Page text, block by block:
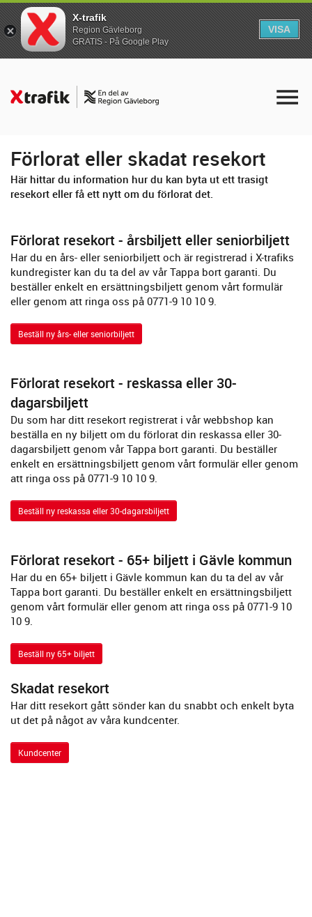
Förlorat eller skadat resekort
Här hittar du information hur du kan byta ut ett trasigt
resekort eller få ett nytt om du förlorat det.
Förlorat resekort - årsbiljett eller seniorbiljett
Har du en års- eller seniorbiljett och är registrerad i X-trafiks
kundregister kan du ta del av vår Tappa bort garanti. Du
beställer enkelt en ersättningsbiljett genom vårt formulär
eller genom att ringa oss på 0771-9 10 10 9.
Beställ ny års- eller seniorbiljett
Förlorat resekort - reskassa eller 30-
dagarsbiljett
Du som har ditt resekort registrerat i vår webbshop kan
beställa en ny biljett om du förlorat din reskassa eller 30-
dagarsbiljett genom vår Tappa bort garanti. Du beställer
enkelt en ersättningsbiljett genom vårt formulär eller genom
att ringa oss på 0771-9 10 10 9.
Beställ ny reskassa eller 30-dagarsbiljett
Förlorat resekort - 65+ biljett i Gävle kommun
Har du en 65+ biljett i Gävle kommun kan du ta del av vår
Tappa bort garanti. Du beställer enkelt en ersättningsbiljett
genom vårt formulär eller genom att ringa oss på 0771-9 10
10 9.
Beställ ny 65+ biljett
Skadat resekort
Har ditt resekort gått sönder kan du snabbt och enkelt byta
ut det på något av våra kundcenter.
Kundcenter
X-trafik
Region Gävleborg
GRATIS - På Google Play
VISA